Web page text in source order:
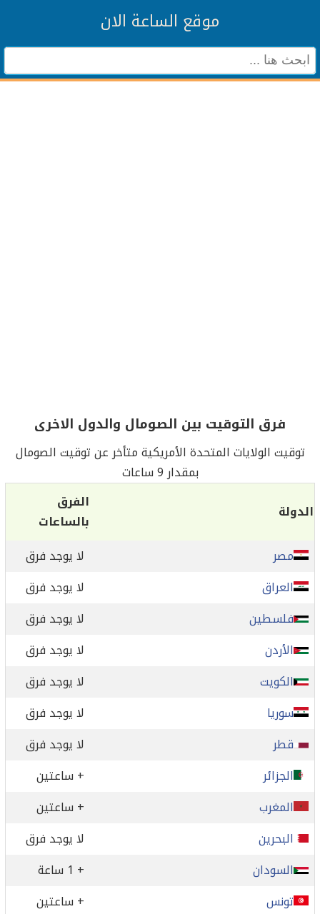
موقع الساعة الان
فرق التوقيت بين الصومال والدول الاخرى
توقيت الولايات المتحدة الأمريكية متأخر عن توقيت الصومال
بمقدار 9 ساعات
الدولة
الفرق
بالساعات
مصر
لا يوجد فرق
العراق
لا يوجد فرق
فلسطين
لا يوجد فرق
الأردن
لا يوجد فرق
الكويت
لا يوجد فرق
سوريا
لا يوجد فرق
قطر
لا يوجد فرق
الجزائر
+ ساعتين
المغرب
+ ساعتين
البحرين
لا يوجد فرق
السودان
+ 1 ساعة
تونس
+ ساعتين